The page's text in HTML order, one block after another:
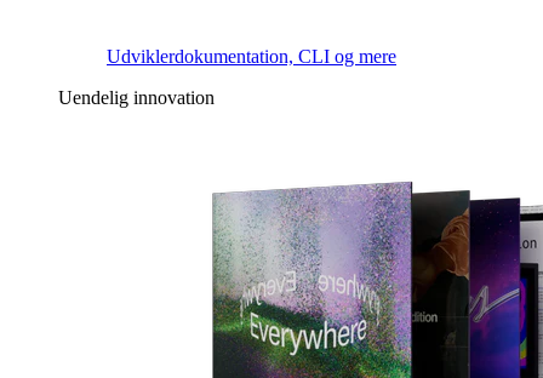
Udviklerdokumentation, CLI og mere
Uendelig innovation